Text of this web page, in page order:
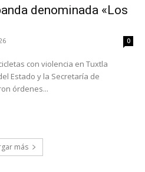
denominada «Los
0
con violencia en Tuxtla
órdenes...
más